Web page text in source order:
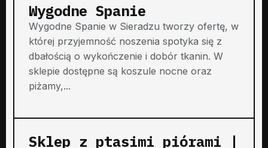
Wygodne Spanie
Wygodne Spanie w Sieradzu tworzy ofertę, w
której przyjemność noszenia spotyka się z
dbałością o wykończenie i dobór tkanin. W
sklepie dostępne są koszule nocne oraz
piżamy,...
Sklep z ptasimi piórami |